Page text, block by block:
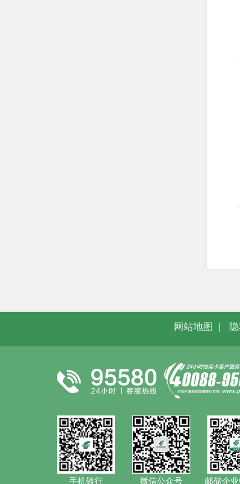
网站地图 |
手机银行 微信公众号 邮储企业